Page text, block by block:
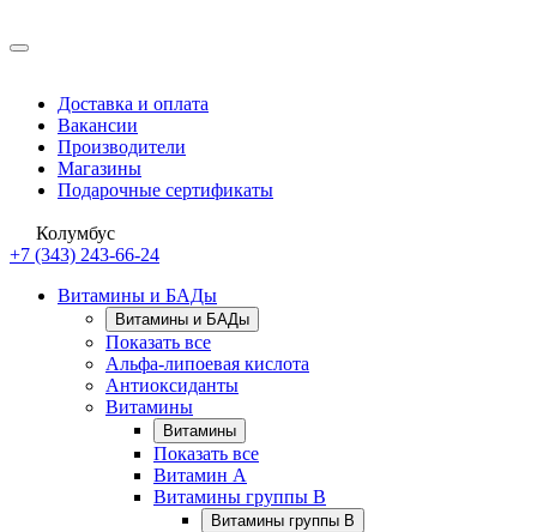
Доставка и оплата
Вакансии
Производители
Магазины
Подарочные сертификаты
Колумбус
+7 (343) 243-66-24
Витамины и БАДы
Витамины и БАДы
Показать все
Альфа-липоевая кислота
Антиоксиданты
Витамины
Витамины
Показать все
Витамин A
Витамины группы B
Витамины группы B